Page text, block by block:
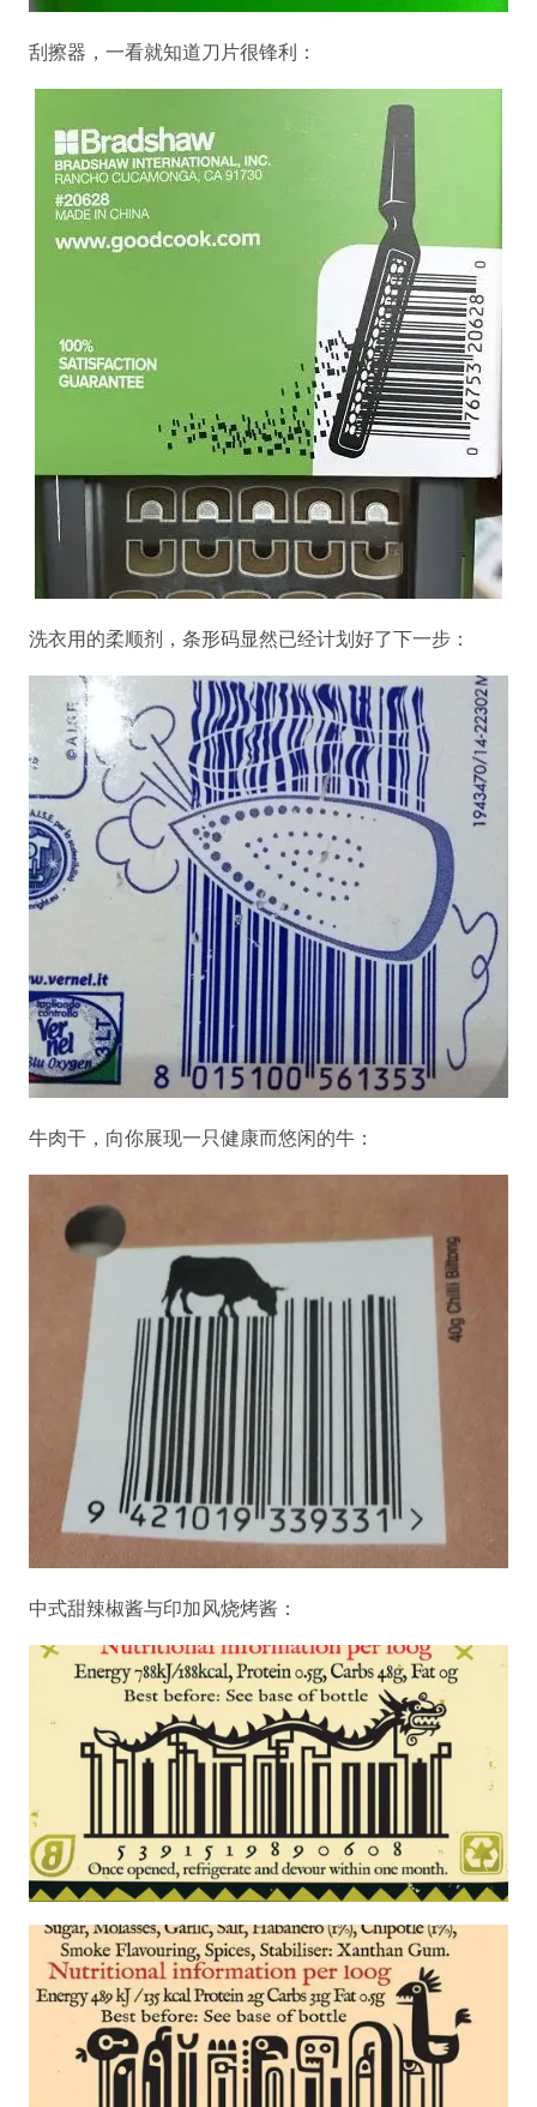
刮擦器，一看就知道刀片很锋利：
洗衣用的柔顺剂，条形码显然已经计划好了下一步：
牛肉干，向你展现一只健康而悠闲的牛：
中式甜辣椒酱与印加风烧烤酱：